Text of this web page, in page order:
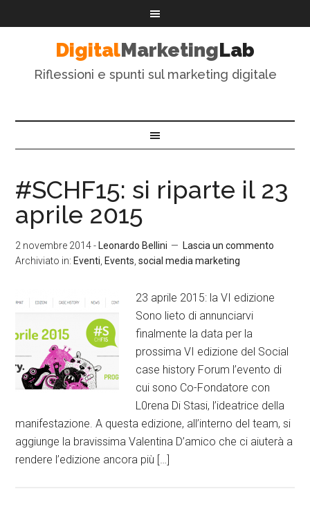
DigitalMarketingLab
Riflessioni e spunti sul marketing digitale
#SCHF15: si riparte il 23
aprile 2015
2 novembre 2014- Leonardo Bellini
Lascia un commento
Archiviato in: Eventi Events ,social media marketing
23 aprile 2015: la VI edizione
Sono lieto di annunciarvi
finalmente la data per la
prossima VI edizione del Social
case history Forum l’evento di
cui sono Co-Fondatore con
L0rena Di Stasi, l’ideatrice della
manifestazione. A questa edizione, all’interno del team, si
aggiunge la bravissima Valentina D’amico che ci aiuterà a
rendere l’edizione ancora più […]